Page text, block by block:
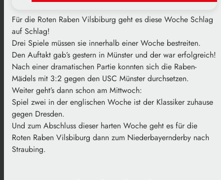
Für die Roten Raben Vilsbiburg geht es diese Woche Schlag
auf Schlag!
Drei Spiele müssen sie innerhalb einer Woche bestreiten.
Den Auftakt gab’s gestern in Münster und der war erfolgreich!
Nach einer dramatischen Partie konnten sich die Raben-
Mädels mit 3:2 gegen den USC Münster durchsetzen.
Weiter geht’s dann schon am Mittwoch:
Spiel zwei in der englischen Woche ist der Klassiker zuhause
gegen Dresden.
Und zum Abschluss dieser harten Woche geht es für die
Roten Raben Vilsbiburg dann zum Niederbayernderby nach
Straubing.